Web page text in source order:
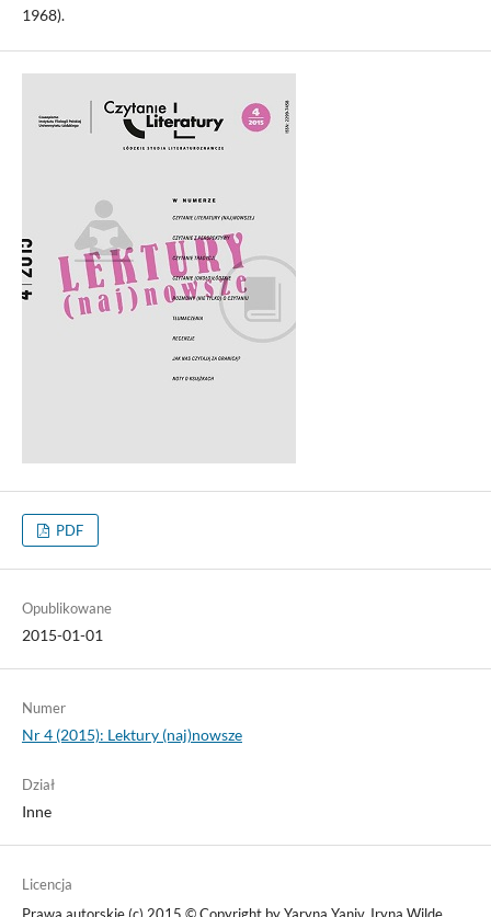
1968).
PDF
Opublikowane
2015-01-01
Numer
Nr 4 (2015): Lektury (naj)nowsze
Dział
Inne
Licencja